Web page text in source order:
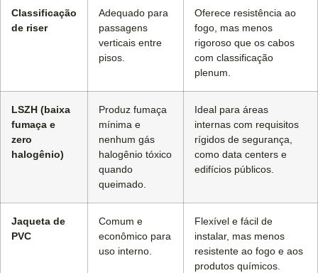
Classificação
de riser
Adequado para
passagens
verticais entre
pisos.
Oferece resistência ao
fogo, mas menos
rigoroso que os cabos
com classificação
plenum.
LSZH (baixa
fumaça e
zero
halogênio)
Produz fumaça
mínima e
nenhum gás
halogênio tóxico
quando
queimado.
Ideal para áreas
internas com requisitos
rígidos de segurança,
como data centers e
edifícios públicos.
Jaqueta de
PVC
Comum e
econômico para
uso interno.
Flexível e fácil de
instalar, mas menos
resistente ao fogo e aos
produtos químicos.